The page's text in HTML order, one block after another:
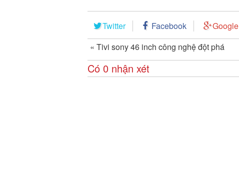
Twitter Facebook Google
« Tivi sony 46 inch công nghệ đột phá
Có 0 nhận xét